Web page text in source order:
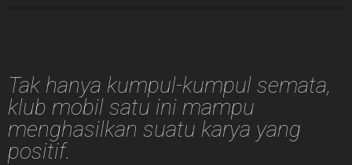
Tak hanya kumpul-kumpul semata,
klub mobil satu ini mampu
menghasilkan suatu karya yang
positif.